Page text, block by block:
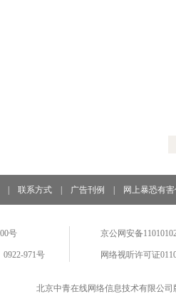
联系方式 广告刊例 网上暴恐有
号
0922-971号
京公网安备
网络视听许可证
北京中青在线网络信息技术有限公